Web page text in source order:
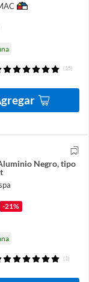
(15)
Negro, tipo
-21%
(1)